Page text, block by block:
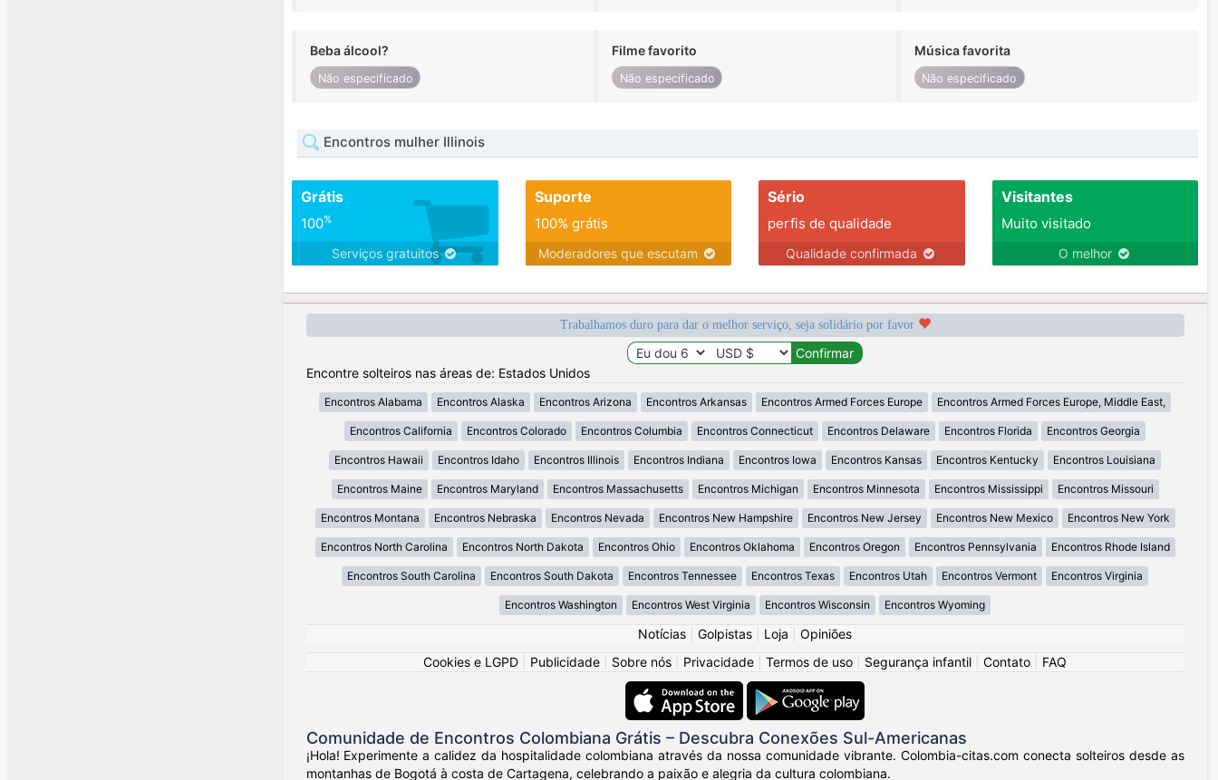
Beba álcool?
Não especificado
Filme favorito
Não especificado
Música favorita
Não especificado
Encontros mulher Illinois
Grátis
100%
Serviços gratuitos
Suporte
100% grátis
Moderadores que escutam
Sério
perfis de qualidade
Qualidade confirmada
Visitantes
Muito visitado
O melhor
Trabalhamos duro para dar o melhor serviço, seja solidário por favor
Encontre solteiros nas áreas de: Estados Unidos
Encontros Alabama Encontros Alaska Encontros Arizona Encontros Arkansas Encontros Armed Forces Europe Encontros Armed Forces Europe, Middle East,
Encontros California Encontros Colorado Encontros Columbia Encontros Connecticut Encontros Delaware Encontros Florida Encontros Georgia
Encontros Hawaii Encontros Idaho Encontros Illinois Encontros Indiana Encontros Iowa Encontros Kansas Encontros Kentucky Encontros Louisiana
Encontros Maine Encontros Maryland Encontros Massachusetts Encontros Michigan Encontros Minnesota Encontros Mississippi Encontros Missouri
Encontros Montana Encontros Nebraska Encontros Nevada Encontros New Hampshire Encontros New Jersey Encontros New Mexico Encontros New York
Encontros North Carolina Encontros North Dakota Encontros Ohio Encontros Oklahoma Encontros Oregon Encontros Pennsylvania Encontros Rhode Island
Encontros South Carolina Encontros South Dakota Encontros Tennessee Encontros Texas Encontros Utah Encontros Vermont Encontros Virginia
Encontros Washington Encontros West Virginia Encontros Wisconsin Encontros Wyoming
Notícias Golpistas Loja
Opiniões
Cookies e LGPD
Publicidade Sobre nós Privacidade Termos de uso Segurança infantil Contato FAQ
Comunidade de Encontros Colombiana Grátis – Descubra Conexões Sul-Americanas
¡Hola! Experimente a calidez da hospitalidade colombiana através da nossa comunidade vibrante. Colombia-citas.com conecta solteiros desde as
montanhas de Bogotá à costa de Cartagena, celebrando a paixão e alegria da cultura colombiana.